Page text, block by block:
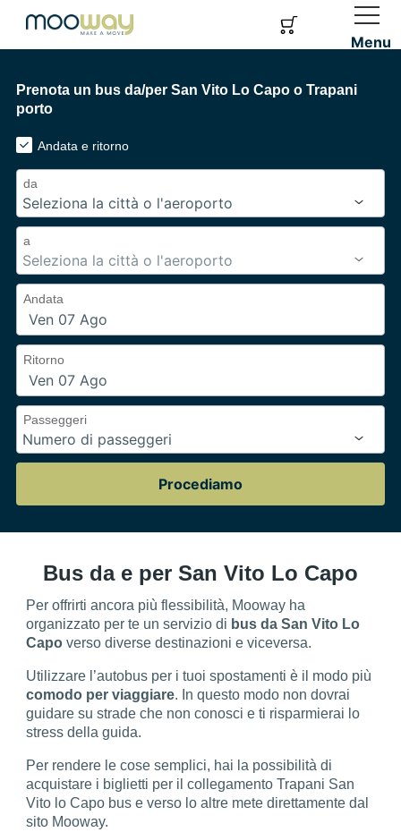
Menu
Prenota un bus da/per San Vito Lo Capo o Trapani
porto
Andata e ritorno
da
a
Andata
Ritorno
Passeggeri
Procediamo
Bus da e per San Vito Lo Capo
Per offrirti ancora più flessibilità, Mooway ha
organizzato per te un servizio di bus da San Vito Lo
Capo verso diverse destinazioni e viceversa.
Utilizzare l’autobus per i tuoi spostamenti è il modo più
comodo per viaggiare. In questo modo non dovrai
guidare su strade che non conosci e ti risparmierai lo
stress della guida.
Per rendere le cose semplici, hai la possibilità di
acquistare i biglietti per il collegamento Trapani San
Vito lo Capo bus e verso lo altre mete direttamente dal
sito Mooway.